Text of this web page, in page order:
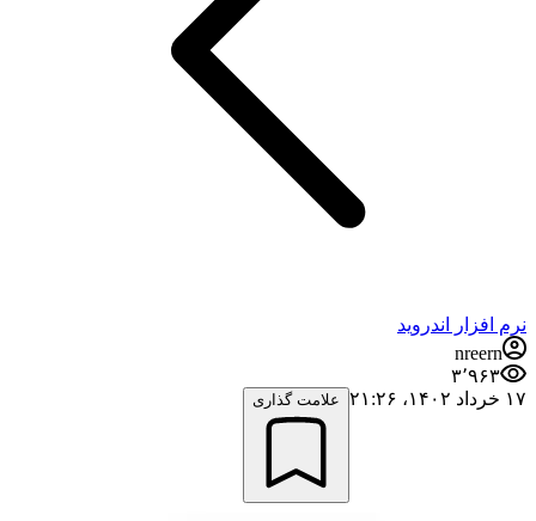
نرم افزار اندروید
nreern
۳٬۹۶۳
۱۷ خرداد ۱۴۰۲،‏ ۲۱:۲۶
علامت گذاری